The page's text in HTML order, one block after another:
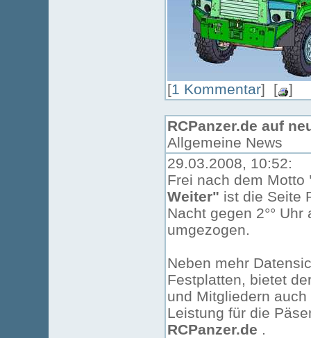
[1 Kommentar] [ ]
RCPanzer.de auf
Allgemeine News
29.03.2008, 10:52:
Frei nach dem Motto
Weiter" ist die Seite
Nacht gegen 2°°
umgezogen.
Neben mehr
Festplatten, bietet
und Mitgliedern
Leistung für die
RCPanzer.de .